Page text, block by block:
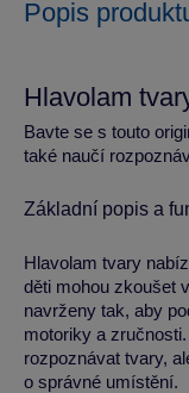
Popis
Hlavolam
Bavte se s touto
také naučí
Základní popis a
Hlavolam tvary
děti mohou zkoušet
navrženy tak, aby
motoriky a
rozpoznávat tvary,
o správné umístění.